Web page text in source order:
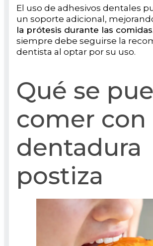
El uso de adhesivos dentales
un soporte adicional,
la prótesis durante las comidas
siempre debe seguirse la
dentista al optar por su uso.
Qué se
comer con
dentadura
postiza